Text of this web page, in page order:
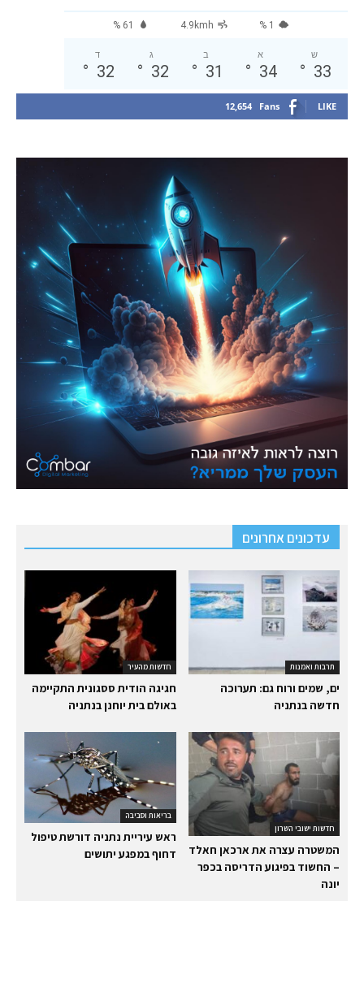
61 % 4.9kmh 1 %
ש
33
°
א
34
°
ב
31
°
ג
32
°
ד
32
°
12,654 Fans LIKE
עדכונים אחרונים
חדשות מהעיר
חגיגה הודית ססגונית התקיימה
באולם בית יוחנן בנתניה
תרבות ואמנות
ים, שמים ורוח גם: תערוכה
חדשה בנתניה
בריאות וסביבה
ראש עיריית נתניה דורשת טיפול
דחוף במפגע יתושים
חדשות ישובי השרון
המשטרה עצרה את ארכאן חאלד
– החשוד בפיגוע הדריסה בכפר
יונה